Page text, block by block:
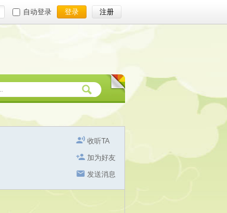
自动登录 登录 注册
收听TA
加为好友
发送消息